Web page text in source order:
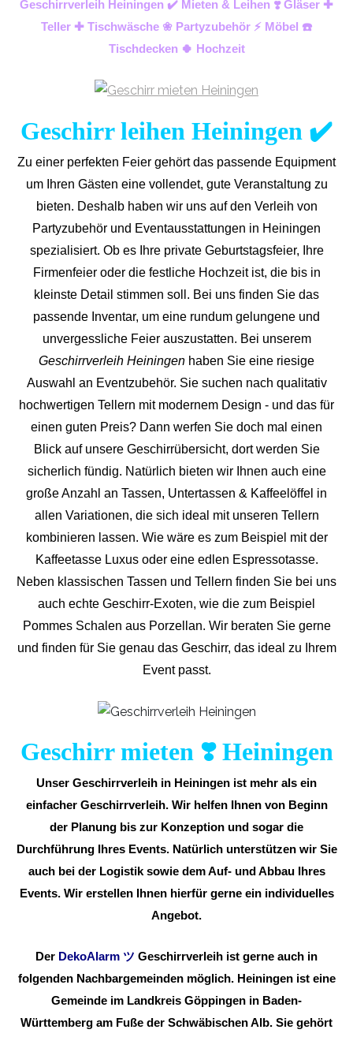
Geschirrverleih Heiningen ✔️ Mieten & Leihen ❣️ Gläser ✚
Teller ✚ Tischwäsche ❀ Partyzubehör ⚡ Möbel ☎️
Tischdecken 🍀 Hochzeit
Geschirr leihen Heiningen ✔️
Zu einer perfekten Feier gehört das passende Equipment
um Ihren Gästen eine vollendet, gute Veranstaltung zu
bieten. Deshalb haben wir uns auf den Verleih von
Partyzubehör und Eventausstattungen in Heiningen
spezialisiert. Ob es Ihre private Geburtstagsfeier, Ihre
Firmenfeier oder die festliche Hochzeit ist, die bis in
kleinste Detail stimmen soll. Bei uns finden Sie das
passende Inventar, um eine rundum gelungene und
unvergessliche Feier auszustatten. Bei unserem
Geschirrverleih Heiningen haben Sie eine riesige
Auswahl an Eventzubehör. Sie suchen nach qualitativ
hochwertigen Tellern mit modernem Design - und das für
einen guten Preis? Dann werfen Sie doch mal einen
Blick auf unsere Geschirrübersicht, dort werden Sie
sicherlich fündig. Natürlich bieten wir Ihnen auch eine
große Anzahl an Tassen, Untertassen & Kaffeelöffel in
allen Variationen, die sich ideal mit unseren Tellern
kombinieren lassen. Wie wäre es zum Beispiel mit der
Kaffeetasse Luxus oder eine edlen Espressotasse.
Neben klassischen Tassen und Tellern finden Sie bei uns
auch echte Geschirr-Exoten, wie die zum Beispiel
Pommes Schalen aus Porzellan. Wir beraten Sie gerne
und finden für Sie genau das Geschirr, das ideal zu Ihrem
Event passt.
Geschirr mieten ❣️ Heiningen
Unser Geschirrverleih in Heiningen ist mehr als ein
einfacher Geschirrverleih. Wir helfen Ihnen von Beginn
der Planung bis zur Konzeption und sogar die
Durchführung Ihres Events. Natürlich unterstützen wir Sie
auch bei der Logistik sowie dem Auf- und Abbau Ihres
Events. Wir erstellen Ihnen hierfür gerne ein individuelles
Angebot.
Der DekoAlarm ツ Geschirrverleih ist gerne auch in
folgenden Nachbargemeinden möglich. Heiningen ist eine
Gemeinde im Landkreis Göppingen in Baden-
Württemberg am Fuße der Schwäbischen Alb. Sie gehört